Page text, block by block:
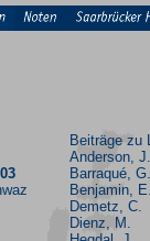
Beiträge zu
Anderson, J.
Barraqué, G.
Benjamin,
Demetz, C.
Dienz, M.